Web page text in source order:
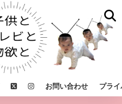
お問い合わせ プラ